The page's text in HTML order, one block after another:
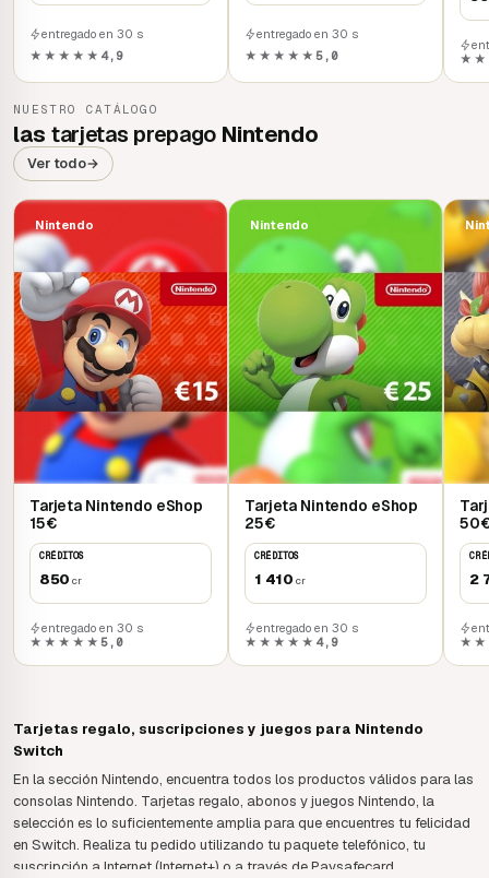
entregado en 30 s
★★★★★ 4,9
entregado en 30 s
★★★★★5,0
NUESTRO CATÁLOGO
las tarjetas prepago Nintendo
Ver todo→
Nintendo
Tarjeta Nintendo eShop
15€
CRÉDITOS
850 cr
entregado en 30 s
★★★★★ 5,0
Nintendo
Tarjeta Nintendo eShop
25€
CRÉDITOS
1 410 cr
entregado en 30 s
★★★★★ 4,9
2
Tarjetas regalo, suscripciones y juegos para Nintendo
Switch
En la sección Nintendo, encuentra todos los productos válidos para las
consolas Nintendo. Tarjetas regalo, abonos y juegos Nintendo, la
selección es lo suficientemente amplia para que encuentres tu felicidad
en Switch. Realiza tu pedido utilizando tu paquete telefónico, tu
suscripción a Internet (Internet+) o a través de Paysafecard.